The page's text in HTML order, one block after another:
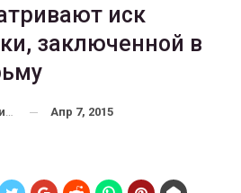
иск
заключенной в
Апр 7, 2015